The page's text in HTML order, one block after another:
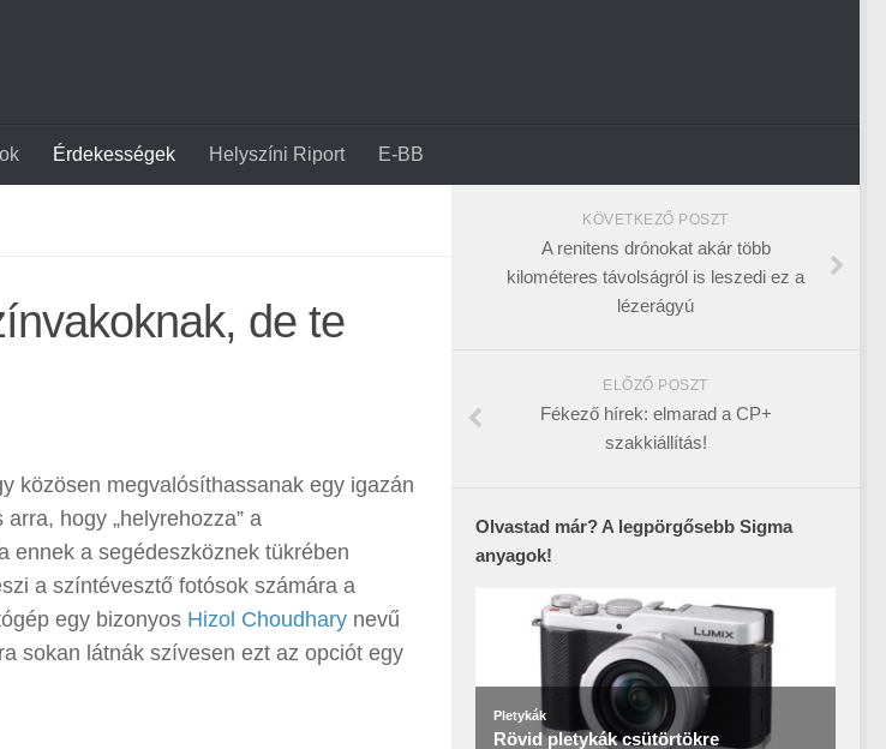
Érdekességek Helyszíni Riport E-BB
de te
közösen megvalósíthassanak egy igazán
hogy „helyrehozza” a
ennek a segédeszköznek tükrében
a színtévesztő fotósok számára a
egy bizonyos Hizol Choudhary nevű
sokan látnák szívesen ezt az opciót egy
KÖVETKEZŐ POSZT
A renitens drónokat akár több
kilométeres távolságról is leszedi ez a
lézerágyú
ELŐZŐ POSZT
Fékező hírek: elmarad a CP+
szakkiállítás!
Olvastad már? A legpörgősebb Sigma
anyagok!